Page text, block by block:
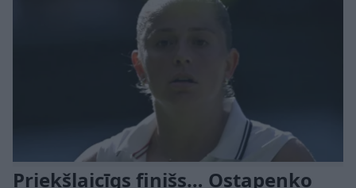
Priekšlaicīgs finišs… Ostapenko